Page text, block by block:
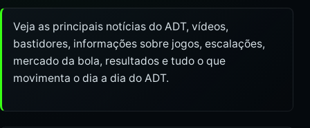
Veja as principais notícias do ADT, vídeos,
bastidores, informações sobre jogos, escalações,
mercado da bola, resultados e tudo o que
movimenta o dia a dia do ADT.